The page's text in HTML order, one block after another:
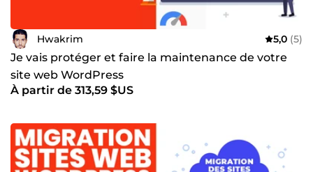
Hwakrim 5,0 (5)
Je vais protéger et faire la maintenance de votre
site web WordPress
À partir de 313,59 $US